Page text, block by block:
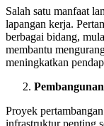
Salah satu manfaat
lapangan kerja.
berbagai bidang,
membantu
meningkatkan
Proyek
infrastruktur penting